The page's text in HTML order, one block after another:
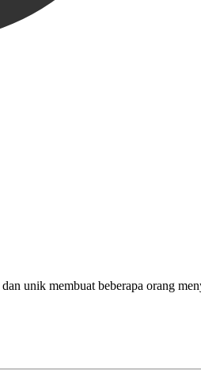
unik membuat beberapa orang